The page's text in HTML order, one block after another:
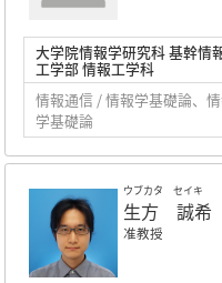
大学院情報学研究科 基幹情
工学部 情報工学科
情報通信 / 情報学基礎論、
学基礎論
ウブカタ セイキ
生方 誠希
准教授